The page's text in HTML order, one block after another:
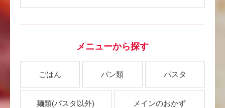
メニューから探す
ごはん パン類 パスタ
麺類(パスタ以外) メインのおかず